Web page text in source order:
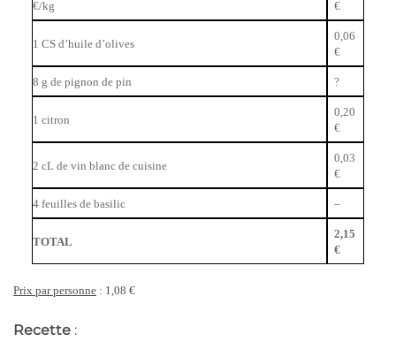
€/kg
€
1 CS d’huile d’olives
0,06
€
8 g de pignon de pin ?
1 citron
0,20
€
2 cL de vin blanc de cuisine
0,03
€
4 feuilles de basilic –
TOTAL
2,15
€
Prix par personne : 1,08 €
Recette :